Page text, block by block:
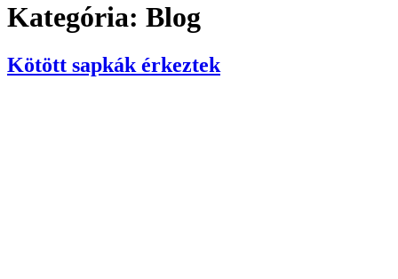
Kategória: Blog
Kötött sapkák érkeztek